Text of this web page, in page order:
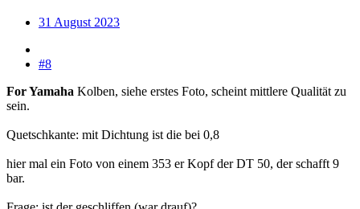
31 August 2023
#8
For Yamaha Kolben, siehe erstes Foto, scheint mittlere Qualität zu
sein.
Quetschkante: mit Dichtung ist die bei 0,8
hier mal ein Foto von einem 353 er Kopf der DT 50, der schafft 9
bar.